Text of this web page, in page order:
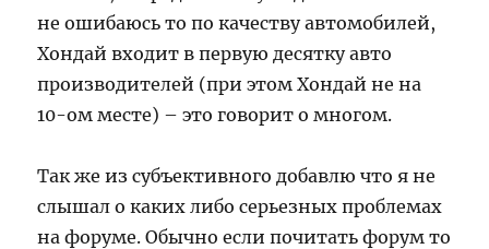
не ошибаюсь то по качеству автомобилей,
Хондай входит в первую десятку авто
производителей (при этом Хондай не на
10-ом месте) – это говорит о многом.
Так же из субъективного добавлю что я не
слышал о каких либо серьезных проблемах
на форуме. Обычно если почитать форум то